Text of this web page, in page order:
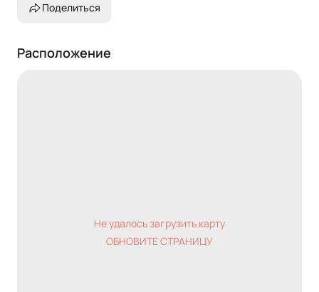
Поделиться
Расположение
Не удалось загрузить карту
ОБНОВИТЕ СТРАНИЦУ